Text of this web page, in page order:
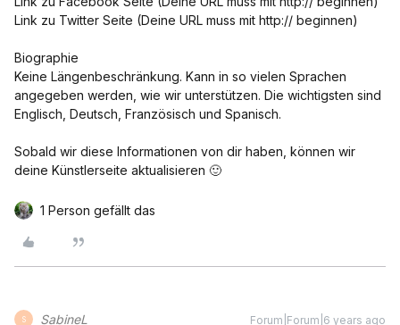
Link zu Twitter Seite (Deine URL muss mit http:// beginnen)
Biographie
Keine Längenbeschränkung. Kann in so vielen Sprachen
angegeben werden, wie wir unterstützen. Die wichtigsten sind
Englisch, Deutsch, Französisch und Spanisch.
Sobald wir diese Informationen von dir haben, können wir
deine Künstlerseite aktualisieren 🙂
1 Person gefällt das
S SabineL Forum|Forum|6 years ago